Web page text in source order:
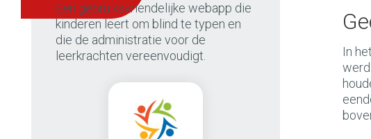
Een gebruiksvriendelijke webapp die
kinderen leert om blind te typen en
die de administratie voor de
leerkrachten vereenvoudigt.
In